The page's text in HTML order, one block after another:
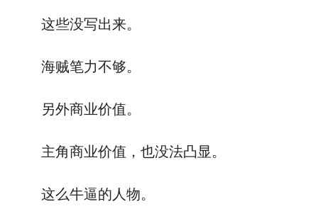
这些没写出来。
海贼笔力不够。
另外商业价值。
主角商业价值，也没法凸显。
这么牛逼的人物。